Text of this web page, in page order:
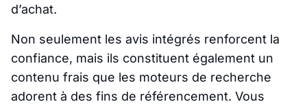
d’achat.
Non seulement les avis intégrés renforcent la
confiance, mais ils constituent également un
contenu frais que les moteurs de recherche
adorent à des fins de référencement. Vous